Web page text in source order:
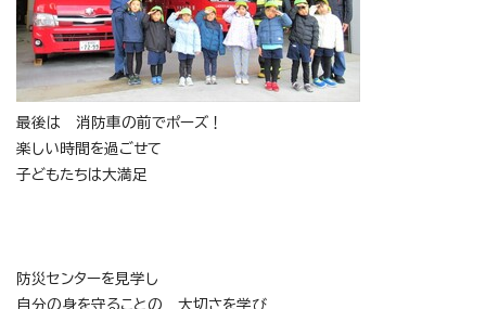
最後は 消防車の前でポーズ！
楽しい時間を過ごせて
子どもたちは大満足
防災センターを見学し
自分の身を守ることの 大切さを学び